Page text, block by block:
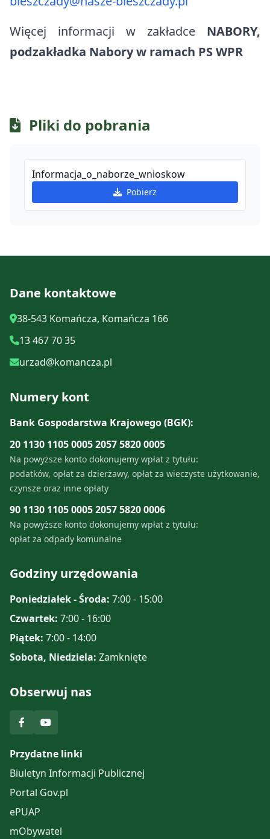
Więcej informacji w zakładce NABORY,
podzakładka Nabory w ramach PS WPR
Pliki do pobrania
Informacja_o_naborze_wnioskow
Pobierz
Dane kontaktowe
38-543 Komańcza, Komańcza 166
13 467 70 35
urzad@komancza.pl
Numery kont
Bank Gospodarstwa Krajowego (BGK):
20 1130 1105 0005 2057 5820 0005
Na powyższe konto dokonujemy wpłat z tytułu:
podatków, opłat za dzierżawy, opłat za wieczyste użytkowanie,
czynsze oraz inne opłaty
90 1130 1105 0005 2057 5820 0006
Na powyższe konto dokonujemy wpłat z tytułu:
opłat za odpady komunalne
Godziny urzędowania
Poniedziałek - Środa: 7:00 - 15:00
Czwartek: 7:00 - 16:00
Piątek: 7:00 - 14:00
Sobota, Niedziela: Zamknięte
Obserwuj nas
Przydatne linki
Biuletyn Informacji Publicznej
Portal Gov.pl
ePUAP
mObywatel